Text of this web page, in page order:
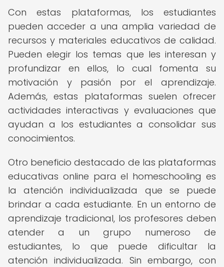
Con estas plataformas, los estudiantes
pueden acceder a una amplia variedad de
recursos y materiales educativos de calidad.
Pueden elegir los temas que les interesan y
profundizar en ellos, lo cual fomenta su
motivación y pasión por el aprendizaje.
Además, estas plataformas suelen ofrecer
actividades interactivas y evaluaciones que
ayudan a los estudiantes a consolidar sus
conocimientos.
Otro beneficio destacado de las plataformas
educativas online para el homeschooling es
la atención individualizada que se puede
brindar a cada estudiante. En un entorno de
aprendizaje tradicional, los profesores deben
atender a un grupo numeroso de
estudiantes, lo que puede dificultar la
atención individualizada. Sin embargo, con